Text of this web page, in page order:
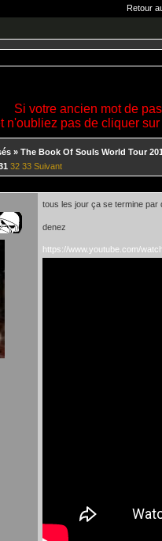
Retour
Si votre ancien mot de
n'oubliez pas de cliquer
» The Book Of Souls World Tour
32 33 Suivant
tous les jour ça se termine par
denez
https://www.youtube.com/